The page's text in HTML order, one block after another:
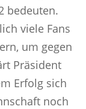
bedeuten.
viele Fans
um gegen
Präsident
Erfolg sich
noch